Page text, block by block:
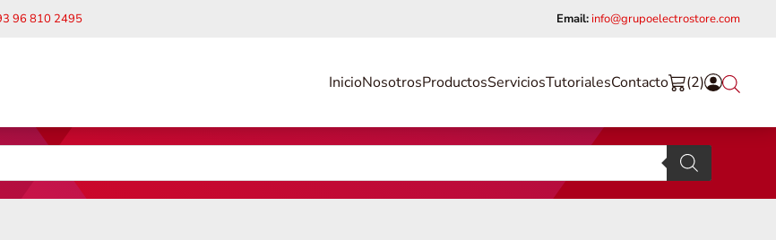
96 810 2495 Email:info@grupoelectrostore.com
InicioNosotrosProductosServiciosTutorialesContacto (2)